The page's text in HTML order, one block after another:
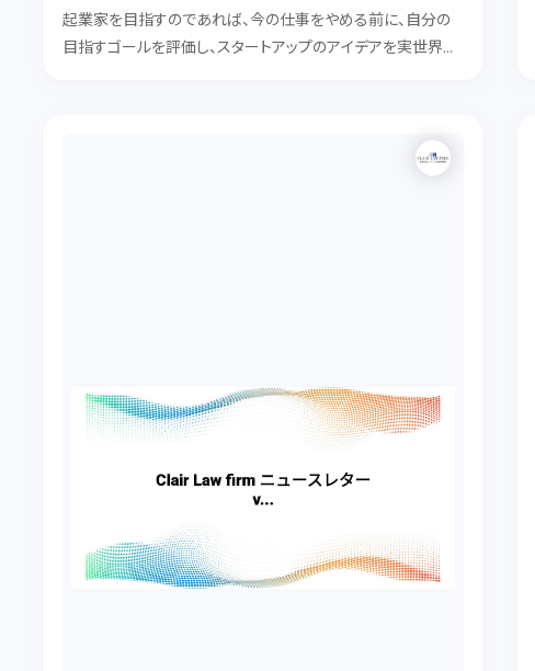
起業家を目指すのであれば、今の仕事をやめる前に、自分の
目指すゴールを評価し、スタートアップのアイデアを実世界で